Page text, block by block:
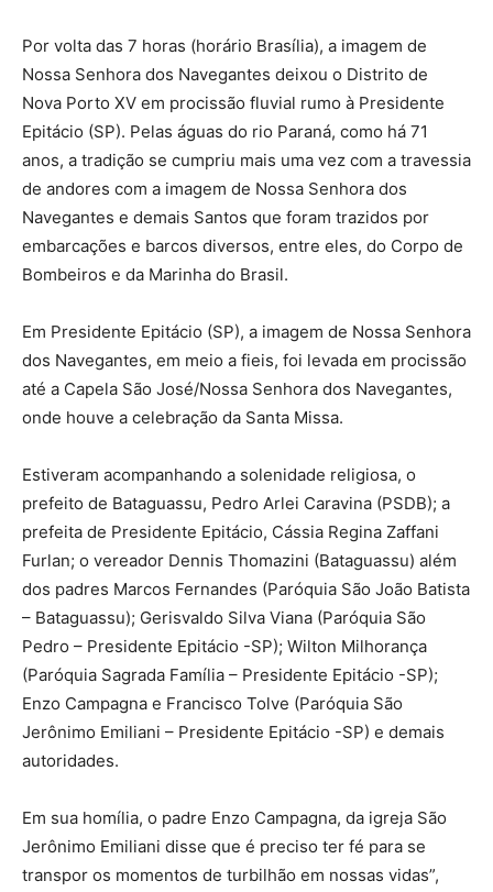
Por volta das 7 horas (horário Brasília), a imagem de
Nossa Senhora dos Navegantes deixou o Distrito de
Nova Porto XV em procissão fluvial rumo à Presidente
Epitácio (SP). Pelas águas do rio Paraná, como há 71
anos, a tradição se cumpriu mais uma vez com a travessia
de andores com a imagem de Nossa Senhora dos
Navegantes e demais Santos que foram trazidos por
embarcações e barcos diversos, entre eles, do Corpo de
Bombeiros e da Marinha do Brasil.
Em Presidente Epitácio (SP), a imagem de Nossa Senhora
dos Navegantes, em meio a fieis, foi levada em procissão
até a Capela São José/Nossa Senhora dos Navegantes,
onde houve a celebração da Santa Missa.
Estiveram acompanhando a solenidade religiosa, o
prefeito de Bataguassu, Pedro Arlei Caravina (PSDB); a
prefeita de Presidente Epitácio, Cássia Regina Zaffani
Furlan; o vereador Dennis Thomazini (Bataguassu) além
dos padres Marcos Fernandes (Paróquia São João Batista
– Bataguassu); Gerisvaldo Silva Viana (Paróquia São
Pedro – Presidente Epitácio -SP); Wilton Milhorança
(Paróquia Sagrada Família – Presidente Epitácio -SP);
Enzo Campagna e Francisco Tolve (Paróquia São
Jerônimo Emiliani – Presidente Epitácio -SP) e demais
autoridades.
Em sua homília, o padre Enzo Campagna, da igreja São
Jerônimo Emiliani disse que é preciso ter fé para se
transpor os momentos de turbilhão em nossas vidas”,